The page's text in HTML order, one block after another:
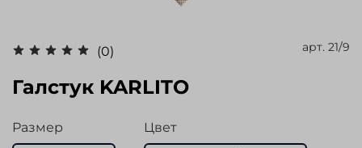
(0) арт. 21/9
Галстук KARLITO
Размер Цвет